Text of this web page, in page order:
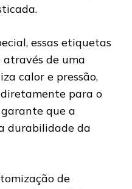
essas etiquetas
de uma
calor e pressão,
para o
garante que a
durabilidade da
de